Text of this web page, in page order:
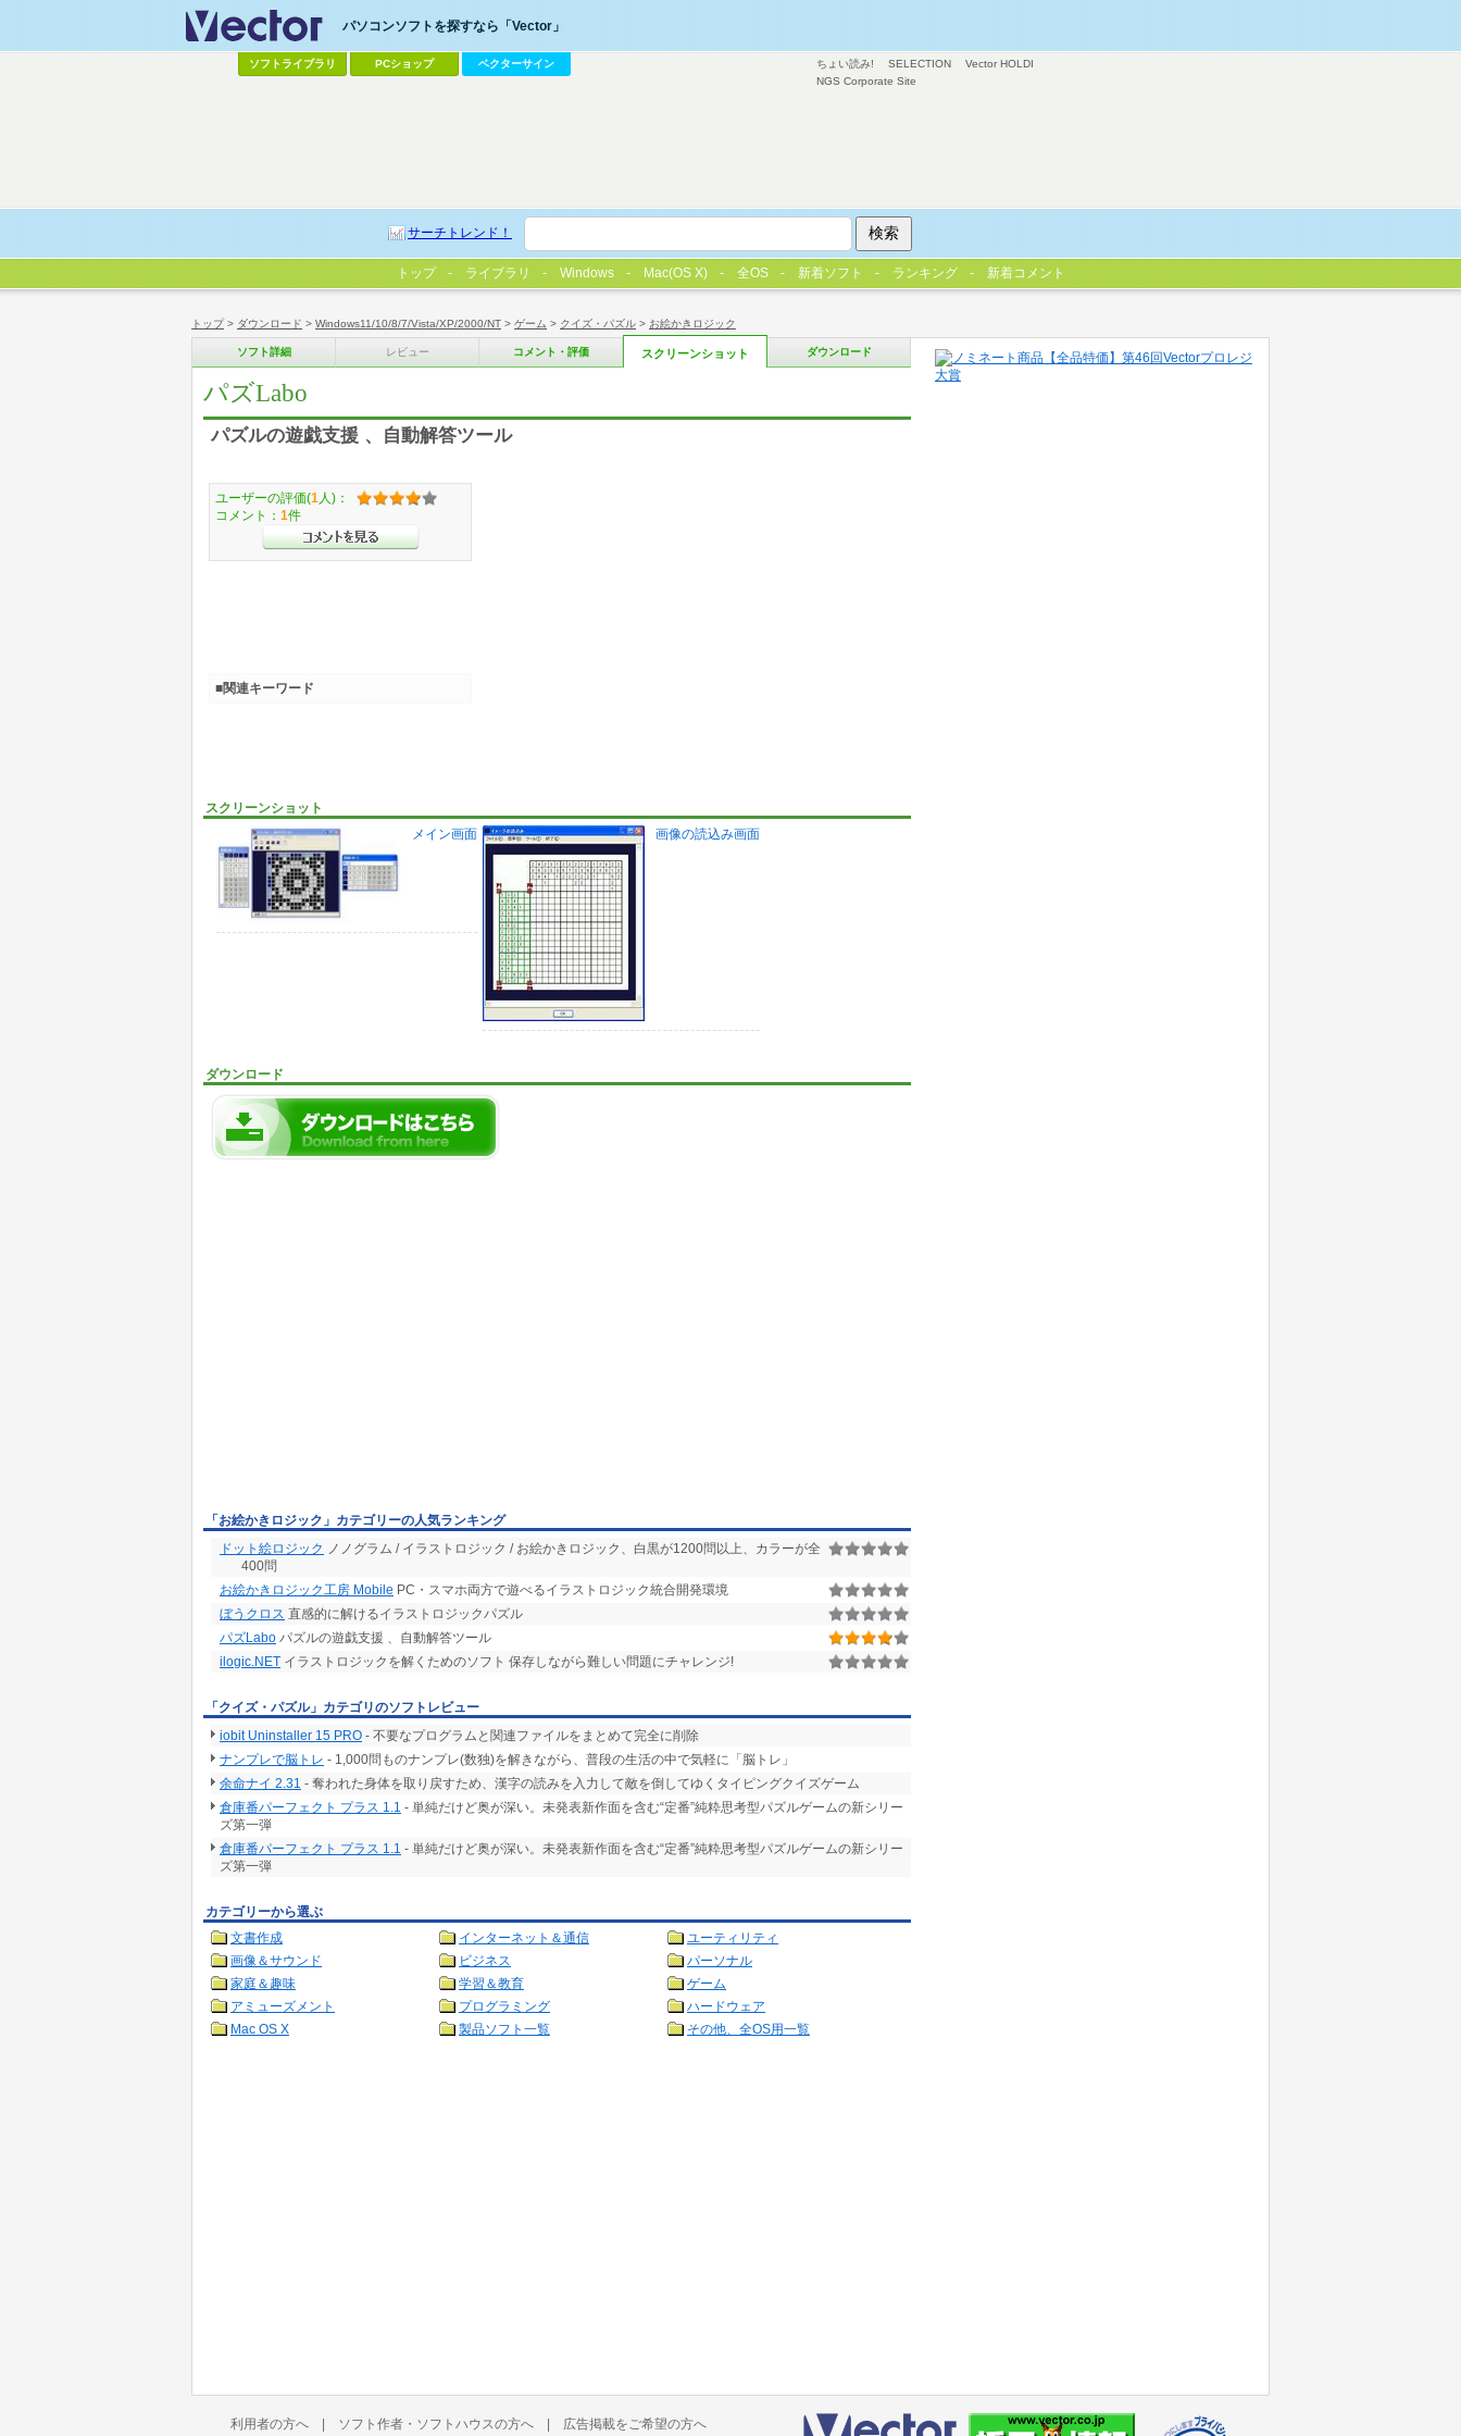
トップ> ダウンロード > Windows11/10/8/7/Vista/XP/2000/NT > ゲーム > クイズ・パズル > お絵かきロジック
ソフト詳細 レビュー コメント・評価 スクリーンショット ダウンロード
パズLabo
パズルの遊戯支援 、自動解答ツール
スクリーンショット
メイン画面
画像の読込み画面
ダウンロード
ユーザーの評価(1 人)：
コメント： 1件
■関連キーワード
「お絵かきロジック」カテゴリーの人気ランキング
ドット絵ロジック
ノノグラム / イラストロジック / お絵かきロジック、白黒が1200問以上、カラーが全
400問
お絵かきロジック工房 Mobile PC・スマホ両方で遊べるイラストロジック統合開発環境
ぼうクロス 直感的に解けるイラストロジックパズル
パズLabo パズルの遊戯支援 、自動解答ツール
ilogic.NET イラストロジックを解くためのソフト 保存しながら難しい問題にチャレンジ!
「クイズ・パズル」カテゴリのソフトレビュー
iobit Uninstaller 15 PRO - 不要なプログラムと関連ファイルをまとめて完全に削除
ナンプレで脳トレ - 1,000問ものナンプレ(数独)を解きながら、普段の生活の中で気軽に「脳トレ」
余命ナイ 2.31 - 奪われた身体を取り戻すため、漢字の読みを入力して敵を倒してゆくタイピングクイズゲーム
倉庫番パーフェクト プラス 1.1 - 単純だけど奥が深い。未発表新作面を含む“定番”純粋思考型パズルゲームの新シリー
ズ第一弾
倉庫番パーフェクト プラス 1.1 - 単純だけど奥が深い。未発表新作面を含む“定番”純粋思考型パズルゲームの新シリー
ズ第一弾
カテゴリーから選ぶ
文書作成
インターネット＆通信
ユーティリティ
画像＆サウンド
ビジネス
パーソナル
家庭＆趣味
学習＆教育
ゲーム
アミューズメント
プログラミング
ハードウェア
Mac OS X
製品ソフト一覧 その他、全OS用一覧
ちょい読み! SELECTION
Vector HOLDI
NGS Corporate Site
パソコンソフトを探すなら「Vector」
ソフトライブラリ PCショップ ベクターサイン
サーチトレンド！
トップ ライブラリ Windows Mac(OS X) 全OS 新着ソフト ランキング 新着コメント
利用者の方へ | ソフト作者・ソフトハウスの方へ | 広告掲載をご希望の方へ